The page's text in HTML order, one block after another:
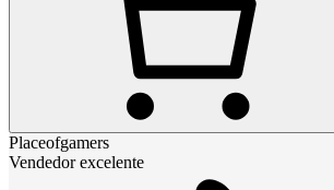
Placeofgamers
Vendedor excelente